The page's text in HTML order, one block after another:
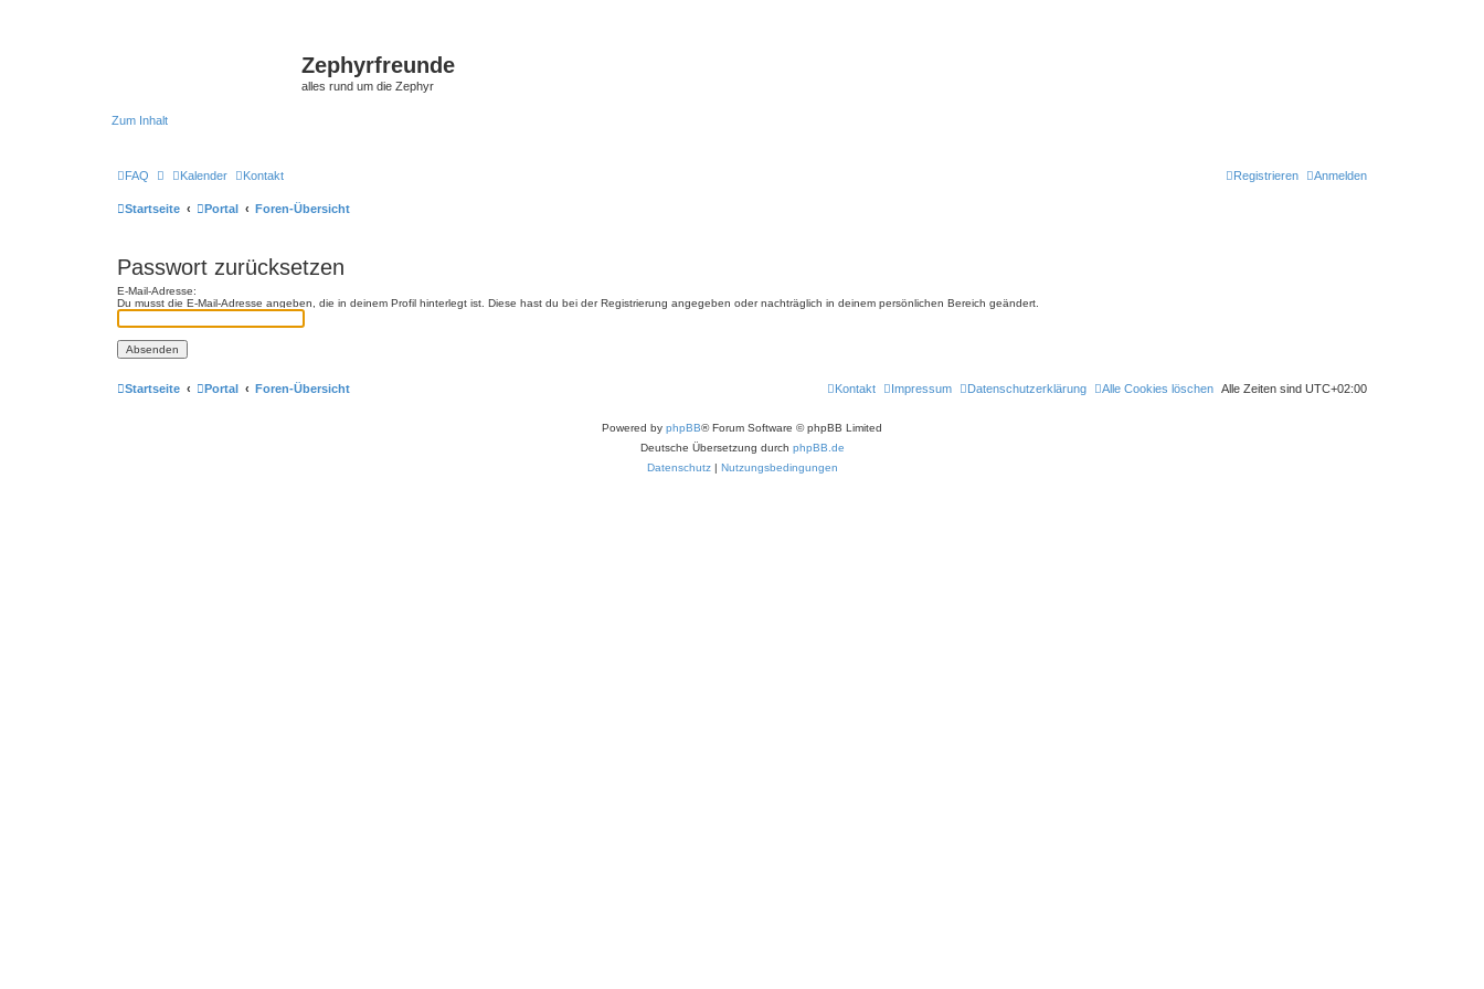
Zephyrfreunde
alles rund um die Zephyr
Zum Inhalt
FAQ Kalender Kontakt Anmelden
Registrieren
Startseite Portal Foren-Übersicht
Passwort zurücksetzen
E-Mail-Adresse:
Du musst die E-Mail-Adresse angeben, die in deinem Profil hinterlegt ist. Diese hast du bei der Registrierung angegeben oder nachträglich in deinem persönlichen Bereich geändert.
Startseite Portal Foren-Übersicht Alle Zeiten sind UTC+02:00
Alle Cookies löschen
Datenschutzerklärung
Impressum
Kontakt
Powered by phpBB® Forum Software © phpBB Limited
Deutsche Übersetzung durch phpBB.de
Datenschutz | Nutzungsbedingungen